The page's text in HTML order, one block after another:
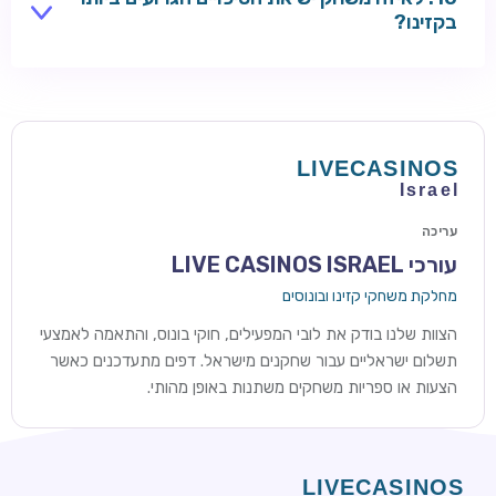
חינם על ההפקדות הראשונות
בקזינו?
פרסים עליונים עסיסיים יותר בדרך כלל אומרים סיכויים
קלושים יותר להנחית אותם בפועל.
עריכה
עורכי LIVE CASINOS ISRAEL
מחלקת משחקי קזינו ובונוסים
הצוות שלנו בודק את לובי המפעילים, חוקי בונוס, והתאמה לאמצעי
תשלום ישראליים עבור שחקנים מישראל. דפים מתעדכנים כאשר
הצעות או ספריות משחקים משתנות באופן מהותי.